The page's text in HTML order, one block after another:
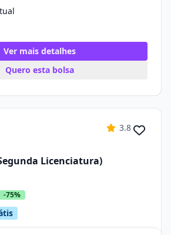
Ver mais detalhes
Quero esta bolsa
3.8
Licenciatura)
-75%